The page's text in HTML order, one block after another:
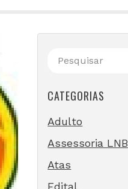
CATEGORIAS
Adulto
Assessoria LNB
Atas